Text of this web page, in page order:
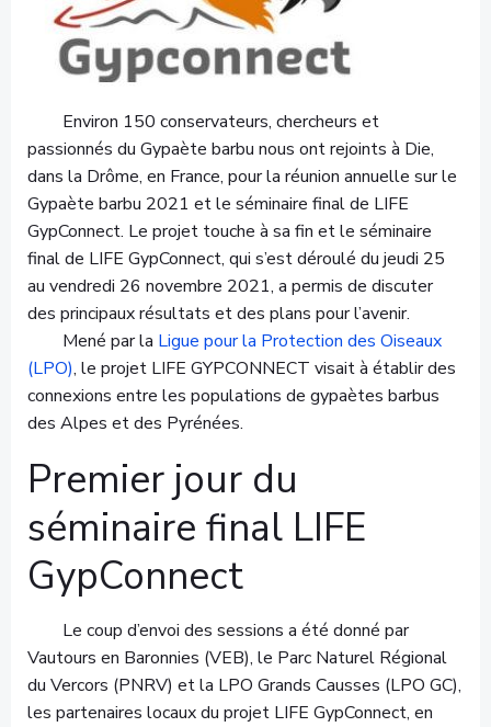
Environ 150 conservateurs, chercheurs et
passionnés du Gypaète barbu nous ont rejoints à Die,
dans la Drôme, en France, pour la réunion annuelle sur le
Gypaète barbu 2021 et le séminaire final de LIFE
GypConnect. Le projet touche à sa fin et le séminaire
final de LIFE GypConnect, qui s’est déroulé du jeudi 25
au vendredi 26 novembre 2021, a permis de discuter
des principaux résultats et des plans pour l’avenir.
Mené par la Ligue pour la Protection des Oiseaux
(LPO), le projet LIFE GYPCONNECT visait à établir des
connexions entre les populations de gypaètes barbus
des Alpes et des Pyrénées.
Premier jour du
séminaire final LIFE
GypConnect
Le coup d’envoi des sessions a été donné par
Vautours en Baronnies (VEB), le Parc Naturel Régional
du Vercors (PNRV) et la LPO Grands Causses (LPO GC),
les partenaires locaux du projet LIFE GypConnect, en